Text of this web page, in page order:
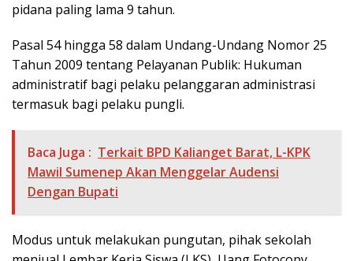
pidana paling lama 9 tahun.
Pasal 54 hingga 58 dalam Undang-Undang Nomor 25
Tahun 2009 tentang Pelayanan Publik: Hukuman
administratif bagi pelaku pelanggaran administrasi
termasuk bagi pelaku pungli.
Baca Juga : Terkait BPD Kalianget Barat, L-KPK
Mawil Sumenep Akan Menggelar Audensi
Dengan Bupati
Modus untuk melakukan pungutan, pihak sekolah